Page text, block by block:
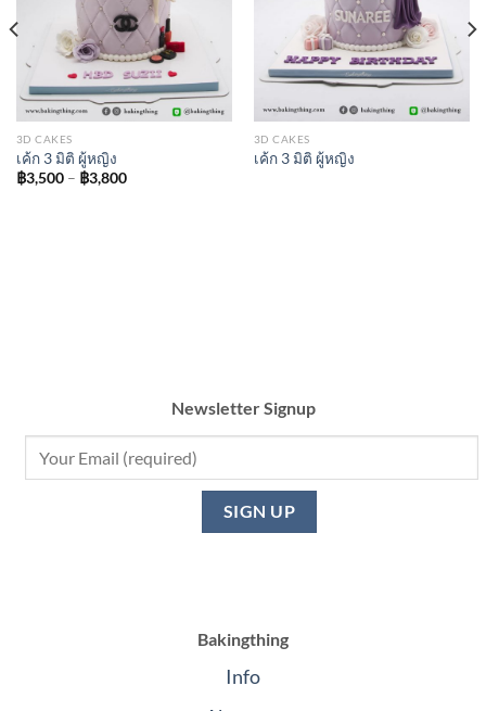
3D CAKES
เค้ก 3 มิติ ผู้หญิง
฿3,500 – ฿3,800Price
3D CAKES
เค้ก 3 มิติ ผู้หญิง
Newsletter Signup
Bakingthing
Info